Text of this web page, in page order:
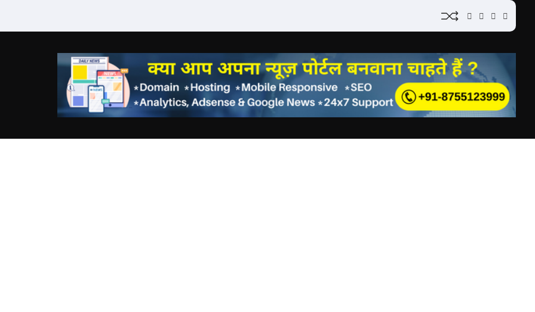
YouTube
Instagram
Facebook